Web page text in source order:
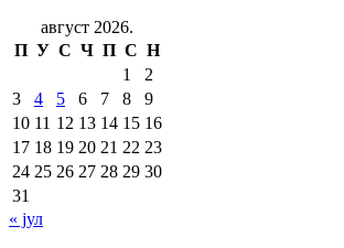
август 2026.
П У С Ч П С Н
1
2
3
4 5 6 7 8
9
10 11 12 13 14 15 16
17 18 19 20 21 22 23
24 25 26 27 28 29 30
31
« јул